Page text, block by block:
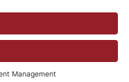
paravianu. ™